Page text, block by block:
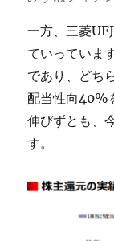
一方、三菱
ていっていま
であり、どち
配当性向40%
伸びずとも、
す。